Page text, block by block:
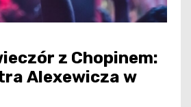
z Chopinem:
Alexewicza w